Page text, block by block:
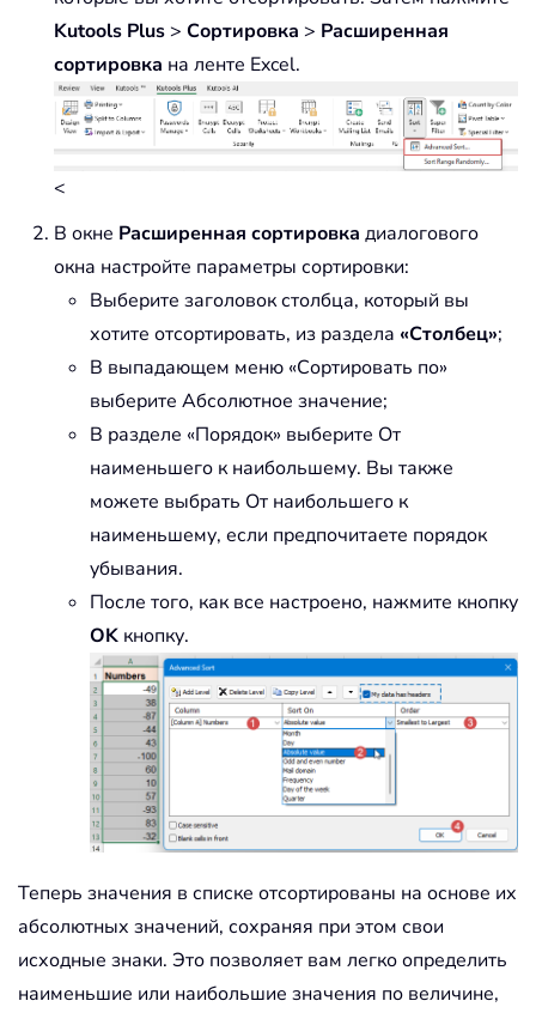
Kutools Plus > Сортировка > Расширенная
сортировка на ленте Excel.
<
В окне Расширенная сортировка диалогового
окна настройте параметры сортировки:
Выберите заголовок столбца, который вы
хотите отсортировать, из раздела «Столбец»;
В выпадающем меню «Сортировать по»
выберите Абсолютное значение;
В разделе «Порядок» выберите От
наименьшего к наибольшему. Вы также
можете выбрать От наибольшего к
наименьшему, если предпочитаете порядок
убывания.
После того, как все настроено, нажмите кнопку
OK кнопку.
Теперь значения в списке отсортированы на основе их
абсолютных значений, сохраняя при этом свои
исходные знаки. Это позволяет вам легко определить
наименьшие или наибольшие значения по величине,